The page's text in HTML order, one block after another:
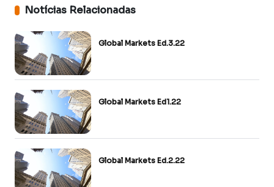
Notícias Relacionadas
Global Markets Ed.3.22
Global Markets Ed1.22
Global Markets Ed.2.22